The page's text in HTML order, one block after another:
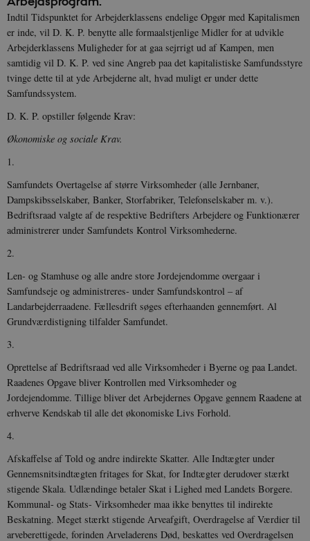
Indtil Tidspunktet for Arbejderklassens endelige Opgør med Kapitalismen
er inde, vil D. K. P. benytte alle formaalstjenlige Midler for at udvikle
Arbejderklassens Muligheder for at gaa sejrrigt ud af Kampen, men
samtidig vil D. K. P. ved sine Angreb paa det kapitalistiske Samfundsstyre
tvinge dette til at yde Arbejderne alt, hvad muligt er under dette
Samfundssystem.
D. K. P. opstiller følgende Krav:
Økonomiske og sociale Krav.
1.
Samfundets Overtagelse af større Virksomheder (alle Jernbaner,
Dampskibsselskaber, Banker, Storfabriker, Telefonselskaber m. v.).
Bedriftsraad valgte af de respektive Bedrifters Arbejdere og Funktionærer
administrerer under Samfundets Kontrol Virksomhederne.
2.
Len- og Stamhuse og alle andre store Jordejendomme overgaar i
Samfundseje og administreres- under Samfundskontrol – af
Landarbejderraadene. Fællesdrift søges efterhaanden gennemført. Al
Grundværdistigning tilfalder Samfundet.
3.
Oprettelse af Bedriftsraad ved alle Virksomheder i Byerne og paa Landet.
Raadenes Opgave bliver Kontrollen med Virksomheder og
Jordejendomme. Tillige bliver det Arbejdernes Opgave gennem Raadene at
erhverve Kendskab til alle det økonomiske Livs Forhold.
4.
Afskaffelse af Told og andre indirekte Skatter. Alle Indtægter under
Gennemsnitsindtægten fritages for Skat, for Indtægter derudover stærkt
stigende Skala. Udlændinge betaler Skat i Lighed med Landets Borgere.
Kommunal- og Stats- Virksomheder maa ikke benyttes til indirekte
Beskatning. Meget stærkt stigende Arveafgift, Overdragelse af Værdier til
arveberettigede, forinden Arveladerens Død, beskattes ved Overdragelsen